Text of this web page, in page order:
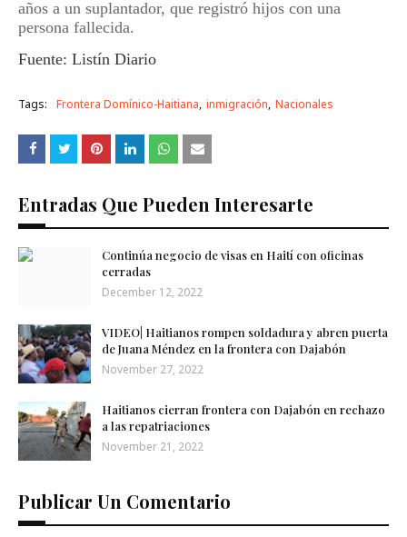
años a un suplantador, que registró hijos con una
persona fallecida.
Fuente: Listín Diario
Tags: Frontera Domínico-Haitiana inmigración Nacionales
Entradas Que Pueden Interesarte
Continúa negocio de visas en Haití con oficinas
cerradas
December 12, 2022
VIDEO| Haitianos rompen soldadura y abren puerta
de Juana Méndez en la frontera con Dajabón
November 27, 2022
Haitianos cierran frontera con Dajabón en rechazo
a las repatriaciones
November 21, 2022
Publicar Un Comentario